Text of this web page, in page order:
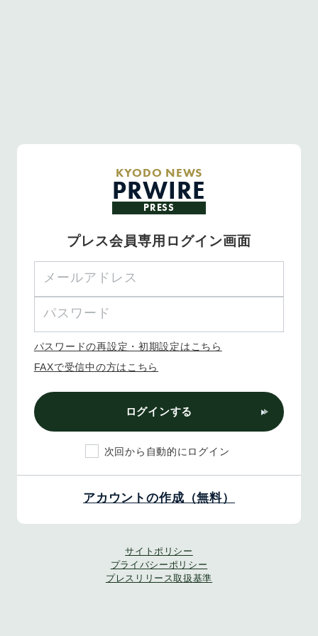
KYODO NEWS
PRWIRE
PRESS
プレス会員専用ログイン画面
パスワードの再設定・初期設定はこちら
FAXで受信中の方はこちら
ログインする
次回から自動的にログイン
アカウントの作成（無料）
サイトポリシー
プライバシーポリシー
プレスリリース取扱基準